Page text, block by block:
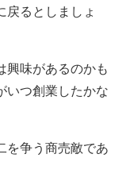
戻るとしましょ
興味があるのかも
いつ創業したかな
を争う商売敵であ